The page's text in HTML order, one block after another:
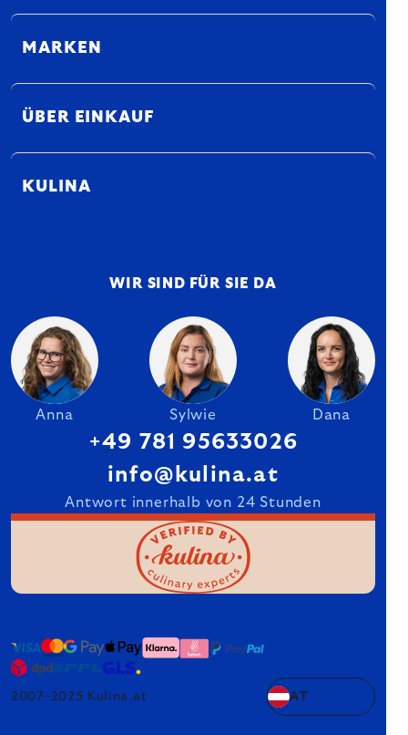
MARKEN
ÜBER EINKAUF
KULINA
WIR SIND FÜR SIE DA
Anna Sylwie Dana
+49 781 95633026
info@kulina.at
Antwort innerhalb von 24 Stunden
2007–2025 Kulina.at AT